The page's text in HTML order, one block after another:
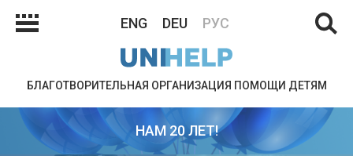
ENG DEU РУС
БЛАГОТВОРИТЕЛЬНАЯ ОРГАНИЗАЦИЯ ПОМОЩИ ДЕТЯМ
НАМ 20 ЛЕТ!